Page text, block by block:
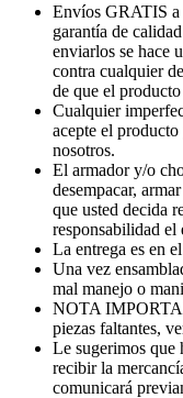
Envíos GRATIS a
garantía de
enviarlos se hace
contra cualquier
de que el
Cualquier
acepte el
nosotros.
El armador y/o
desempacar,
que usted decida
responsabilidad el
La entrega es en
Una vez
mal manejo o
NOTA
piezas faltantes,
Le sugerimos que
recibir la
comunicará